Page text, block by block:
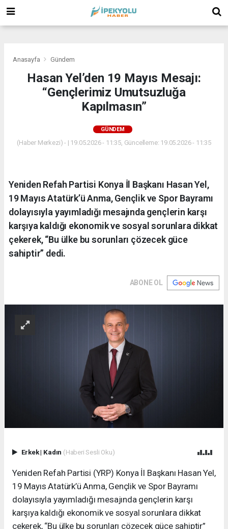
Anasayfa Gündem
Hasan Yel’den 19 Mayıs Mesajı:
“Gençlerimiz Umutsuzluğa
Kapılmasın”
GÜNDEM
(Haber Merkezi) - | 19.05.2026 - 11:35, Güncelleme: 19.05.2026 - 11:35
Yeniden Refah Partisi Konya İl Başkanı Hasan Yel,
19 Mayıs Atatürk’ü Anma, Gençlik ve Spor Bayramı
dolayısıyla yayımladığı mesajında gençlerin karşı
karşıya kaldığı ekonomik ve sosyal sorunlara dikkat
çekerek, “Bu ülke bu sorunları çözecek güce
sahiptir” dedi.
ABONE OL
Erkek| Kadın (Haberi Sesli Oku)
Yeniden Refah Partisi (YRP) Konya İl Başkanı Hasan Yel,
19 Mayıs Atatürk’ü Anma, Gençlik ve Spor Bayramı
dolayısıyla yayımladığı mesajında gençlerin karşı
karşıya kaldığı ekonomik ve sosyal sorunlara dikkat
çekerek, “Bu ülke bu sorunları çözecek güce sahiptir”